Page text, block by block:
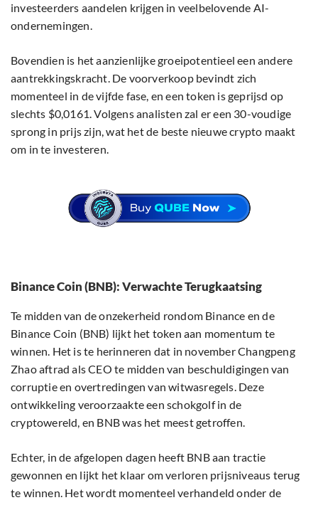
investeerders aandelen krijgen in veelbelovende AI-
ondernemingen.
Bovendien is het aanzienlijke groeipotentieel een andere
aantrekkingskracht. De voorverkoop bevindt zich
momenteel in de vijfde fase, en een token is geprijsd op
slechts $0,0161. Volgens analisten zal er een 30-voudige
sprong in prijs zijn, wat het de beste nieuwe crypto maakt
om in te investeren.
Binance Coin (BNB): Verwachte Terugkaatsing
Te midden van de onzekerheid rondom Binance en de
Binance Coin (BNB) lijkt het token aan momentum te
winnen. Het is te herinneren dat in november Changpeng
Zhao aftrad als CEO te midden van beschuldigingen van
corruptie en overtredingen van witwasregels. Deze
ontwikkeling veroorzaakte een schokgolf in de
cryptowereld, en BNB was het meest getroffen.
Echter, in de afgelopen dagen heeft BNB aan tractie
gewonnen en lijkt het klaar om verloren prijsniveaus terug
te winnen. Het wordt momenteel verhandeld onder de